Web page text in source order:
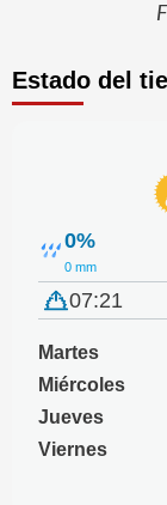
Estado del
0%
0 mm
07:21
Martes
Miércoles
Jueves
Viernes